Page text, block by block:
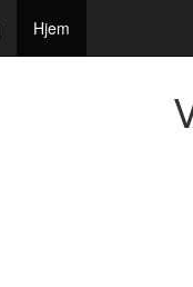
Hjem